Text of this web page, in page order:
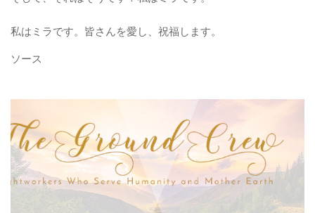
私はミラです。皆さんを愛し、祝福します。
ソース